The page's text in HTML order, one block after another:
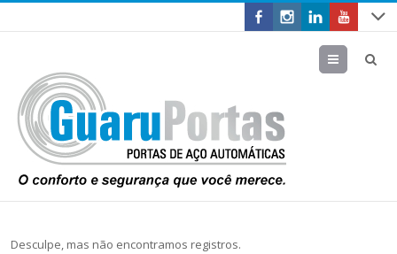
Menu
Desculpe, mas não encontramos registros.